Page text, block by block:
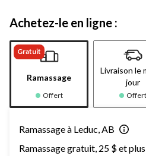
Achetez-le en ligne :
Gratuit
Ramassage
Offert
Livraison le
jour
Offert
Ramassage à Leduc, AB
Ramassage gratuit, 25 $ et